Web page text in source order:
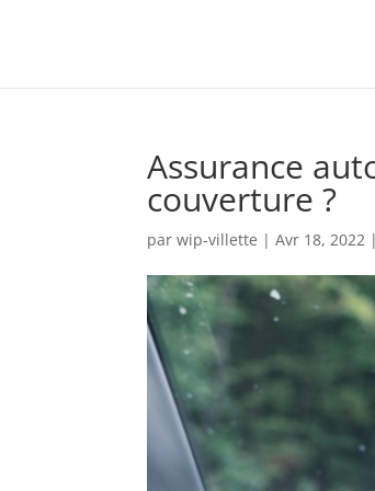
Assurance
couverture ?
parwip-villette |Avr 18, 2022 |